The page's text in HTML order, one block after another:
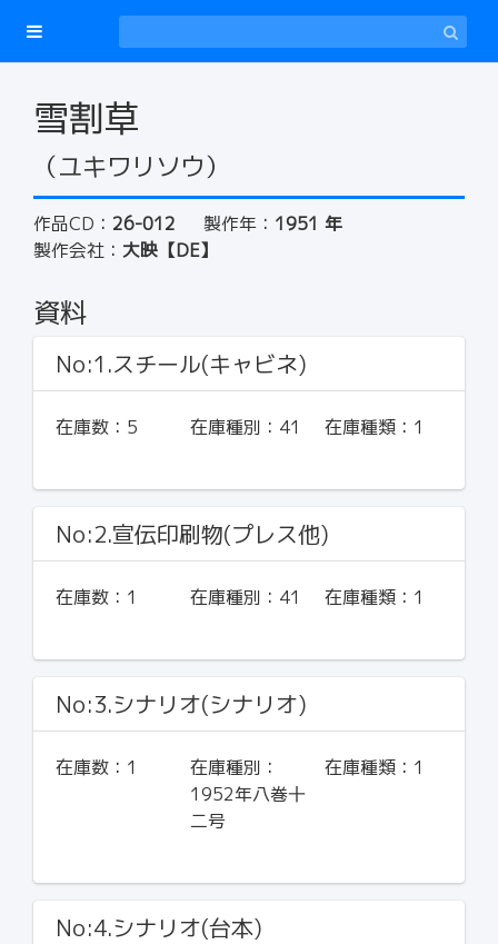
雪割草
（ユキワリソウ）
作品CD： 26-012 製作年： 1951 年
製作会社： 大映【DE】
資料
No:1.スチール(キャビネ)
在庫数： 5 在庫種別： 41 在庫種類： 1
No:2.宣伝印刷物(プレス他)
在庫数： 1 在庫種別： 41 在庫種類： 1
No:3.シナリオ(シナリオ)
在庫数： 1
在庫種別：
1952年八巻十
二号
在庫種類： 1
No:4.シナリオ(台本)